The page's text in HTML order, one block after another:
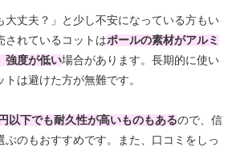
大丈夫？」と少し不安になっている方もい
されているコットはポールの素材がアルミ
強度が低い場合があります。長期的に使い
は避けた方が無難です。
以下でも耐久性が高いものもあるので、信
ぶのもおすすめです。また、口コミをしっ